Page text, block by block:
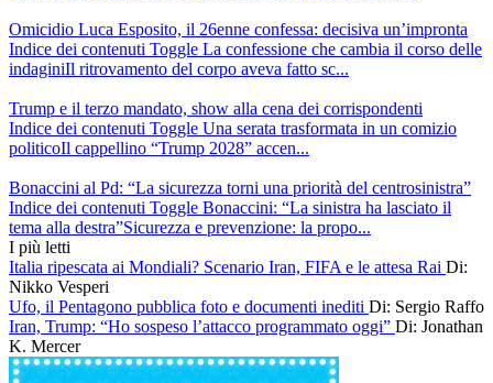
Omicidio Luca Esposito, il 26enne confessa: decisiva un’impronta
Indice dei contenuti Toggle La confessione che cambia il corso delle
indaginiIl ritrovamento del corpo aveva fatto sc...
Trump e il terzo mandato, show alla cena dei corrispondenti
Indice dei contenuti Toggle Una serata trasformata in un comizio
politicoIl cappellino “Trump 2028” accen...
Bonaccini al Pd: “La sicurezza torni una priorità del centrosinistra”
Indice dei contenuti Toggle Bonaccini: “La sinistra ha lasciato il
tema alla destra”Sicurezza e prevenzione: la propo...
I più letti
Italia ripescata ai Mondiali? Scenario Iran, FIFA e le attesa Rai Di:
Nikko Vesperi
Ufo, il Pentagono pubblica foto e documenti inediti Di: Sergio Raffo
Iran, Trump: “Ho sospeso l’attacco programmato oggi” Di: Jonathan
K. Mercer